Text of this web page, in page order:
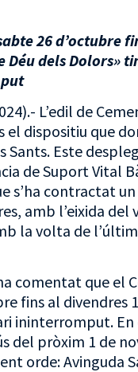
26 d’octubre
Déu dels Dolors»
L’edil de
el dispositiu que
Sants. Este
de Suport Vital
s’ha contractat
amb l’eixida
la volta de
comentat que el
fins al divendres
ininterromput.
del pròxim 1 de
orde: Avinguda